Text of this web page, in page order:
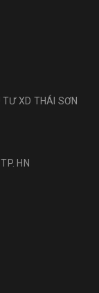
XD THÁI SƠN
HN